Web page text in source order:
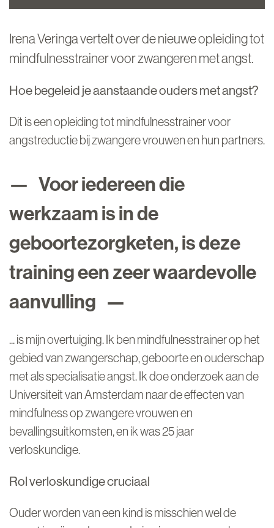
Irena Veringa vertelt over de nieuwe opleiding tot
mindfulnesstrainer voor zwangeren met angst.
Hoe begeleid je aanstaande ouders met angst?
Dit is een opleiding tot mindfulnesstrainer voor
angstreductie bij zwangere vrouwen en hun partners.
Voor iedereen die
werkzaam is in de
geboortezorgketen, is deze
training een zeer waardevolle
aanvulling
... is mijn overtuiging. Ik ben mindfulnesstrainer op het
gebied van zwangerschap, geboorte en ouderschap
met als specialisatie angst. Ik doe onderzoek aan de
Universiteit van Amsterdam naar de effecten van
mindfulness op zwangere vrouwen en
bevallingsuitkomsten, en ik was 25 jaar
verloskundige.
Rol verloskundige cruciaal
Ouder worden van een kind is misschien wel de